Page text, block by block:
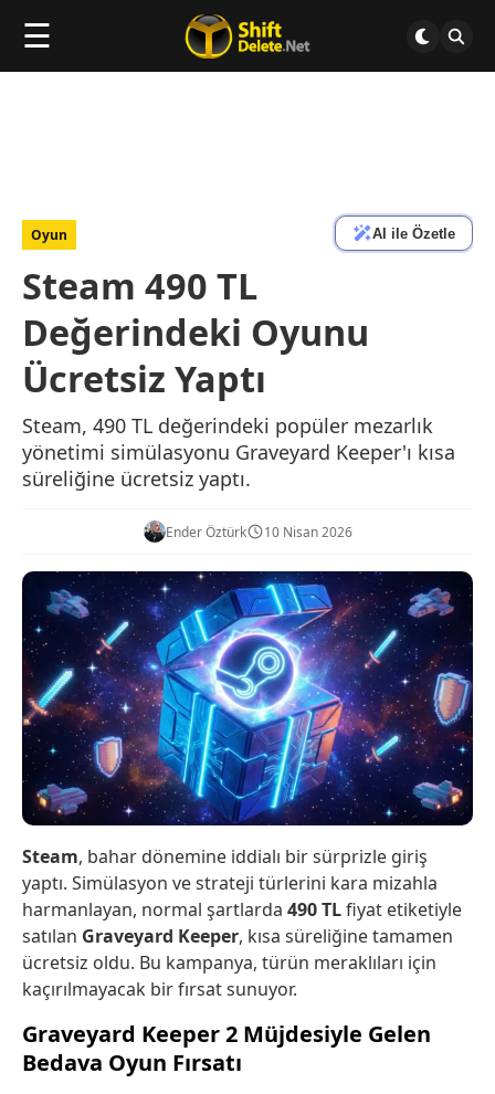
☰
Oyun AI ile Özetle
Steam 490 TL
Değerindeki Oyunu
Ücretsiz Yaptı
Steam, 490 TL değerindeki popüler mezarlık
yönetimi simülasyonu Graveyard Keeper'ı kısa
süreliğine ücretsiz yaptı.
Ender Öztürk 10 Nisan 2026
Steam, bahar dönemine iddialı bir sürprizle giriş
yaptı. Simülasyon ve strateji türlerini kara mizahla
harmanlayan, normal şartlarda 490TLfiyat etiketiyle
satılan Graveyard Keeper, kısa süreliğine tamamen
ücretsiz oldu. Bu kampanya, türün meraklıları için
kaçırılmayacak bir fırsat sunuyor.
Graveyard Keeper 2 Müjdesiyle Gelen
Bedava Oyun Fırsatı